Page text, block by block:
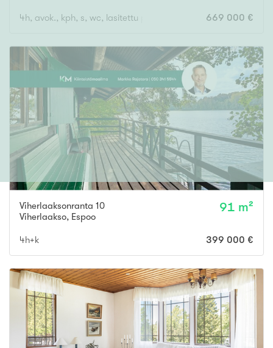
4h, avok., kph, s, wc, lasitettu parveke 669 000 €
Viherlaaksonranta 10
Viherlaakso, Espoo
91 m²
4h+k 399 000 €